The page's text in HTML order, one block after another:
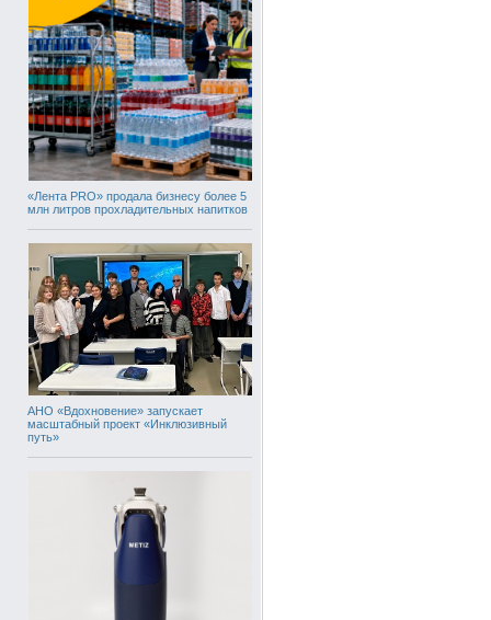
«Лента PRO» продала бизнесу более 5
млн литров прохладительных напитков
АНО «Вдохновение» запускает
масштабный проект «Инклюзивный
путь»